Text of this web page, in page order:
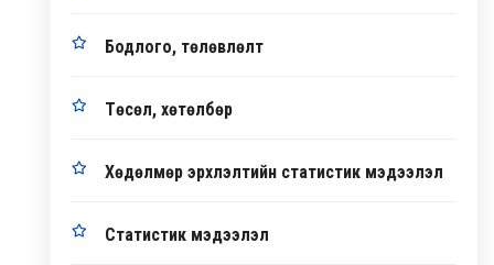
Бодлого, төлөвлөлт
Төсөл, хөтөлбөр
Хөдөлмөр эрхлэлтийн статистик мэдээлэл
Статистик мэдээлэл